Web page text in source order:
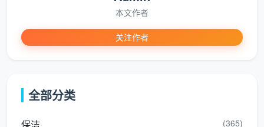
及跟踪服务”。正规公司会在治理完成后7-15天委托具备
CNAS和CMA资质的第三方机构进行复检，出具具有法
律效力的检测报告。
得再好听都不能选。
本文作者
关注作者
全部分类
(365)